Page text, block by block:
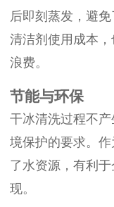
后即刻蒸发，避
清洁剂使用成本
浪费。
节能与环保
干冰清洗过程不
境保护的要求。
了水资源，有利
现。